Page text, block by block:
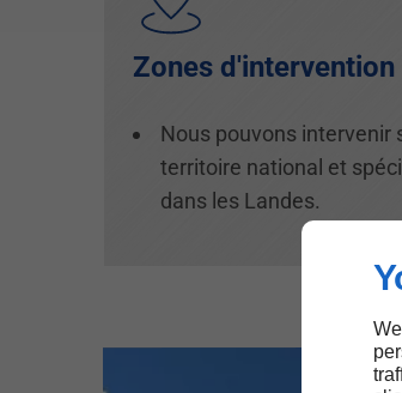
Zones d'intervention
Nous pouvons intervenir
territoire national et
dans les Landes.